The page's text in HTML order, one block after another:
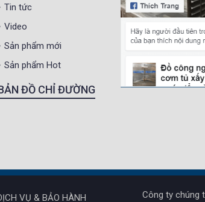
Tin tức
Video
Sản phẩm mới
Sản phẩm Hot
ĐỒ CHỈ ĐƯỜNG
VỤ & BẢO HÀNH Công ty chúng